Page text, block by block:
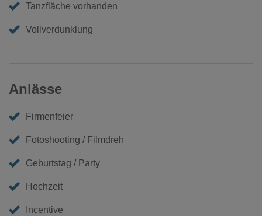
Tanzfläche vorhanden
Vollverdunklung
Anlässe
Firmenfeier
Fotoshooting / Filmdreh
Geburtstag / Party
Hochzeit
Incentive